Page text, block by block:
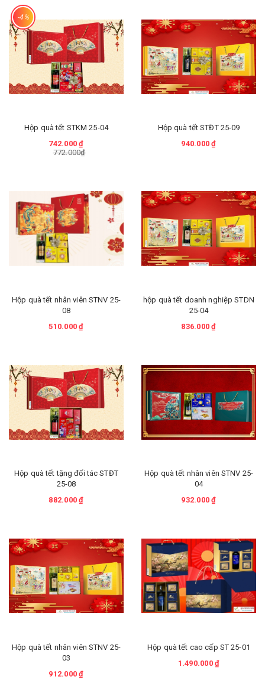
-4%
Hộp quà tết STKM 25-04
742.000 ₫
772.000₫
Hộp quà tết STĐT 25-09
940.000 ₫
Hộp quà tết nhân viên STNV 25-
08
510.000 ₫
hộp quà tết doanh nghiệp STDN
25-04
836.000 ₫
Hộp quà tết tặng đối tác STĐT
25-08
882.000 ₫
Hộp quà tết nhân viên STNV 25-
04
932.000 ₫
Hộp quà tết nhân viên STNV 25-
03
912.000 ₫
Hộp quà tết cao cấp ST 25-01
1.490.000 ₫